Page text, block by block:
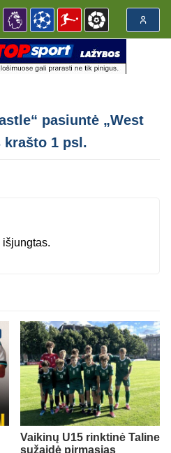
pasiuntė „West
krašto 1 psl.
Vaikinų U15 rinktinė Taline
sužaidė pirmąsias